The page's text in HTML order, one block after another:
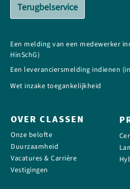
Terugbelservice
Een melding van een medewerker
HinSchG)
Een leveranciersmelding indienen
Wet inzake toegankelijkheid
OVER CLASSEN
Onze belofte
Duurzaamheid
Vacatures & Carrière
Vestigingen